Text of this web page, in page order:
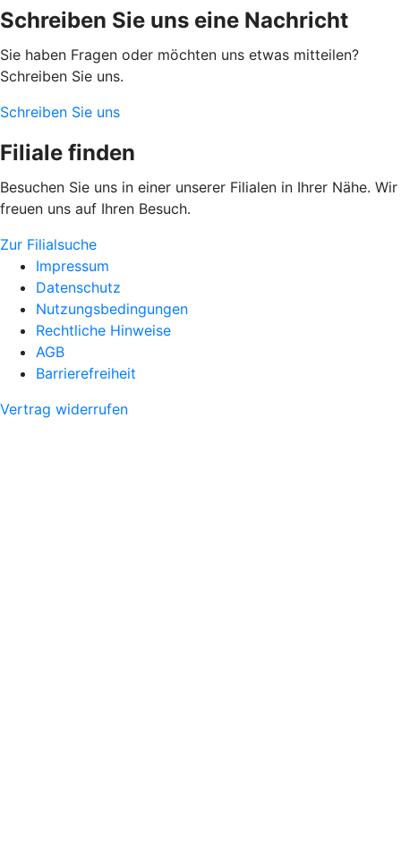
Schreiben Sie uns eine Nachricht
Sie haben Fragen oder möchten uns etwas mitteilen?
Schreiben Sie uns.
Schreiben Sie uns
Filiale finden
Besuchen Sie uns in einer unserer Filialen in Ihrer Nähe. Wir
freuen uns auf Ihren Besuch.
Zur Filialsuche
Impressum
Datenschutz
Nutzungsbedingungen
Rechtliche Hinweise
AGB
Barrierefreiheit
Vertrag widerrufen